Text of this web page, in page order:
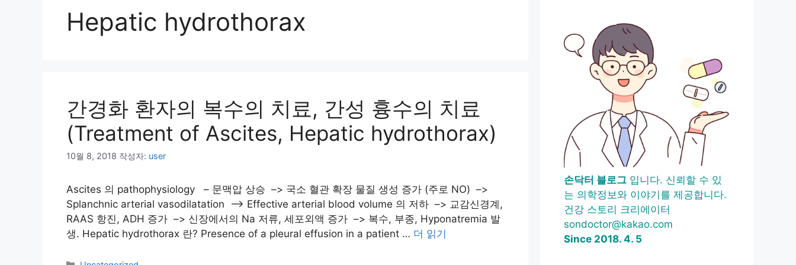
Hepatic hydrothorax
간경화 환자의 복수의 치료, 간성 흉수의 치료
(Treatment of Ascites, Hepatic hydrothorax)
10월 8, 2018 작성자: user
Ascites 의 pathophysiology – 문맥압 상승 –> 국소 혈관 확장 물질 생성 증가 (주로 NO) –>
Splanchnic arterial vasodilatation –> Effective arterial blood volume 의 저하 –> 교감신경계,
RAAS 항진, ADH 증가 –> 신장에서의 Na 저류, 세포외액 증가 –> 복수, 부종, Hyponatremia 발
생. Hepatic hydrothorax 란? Presence of a pleural effusion in a patient … 더 읽기
손닥터 블로그 입니다. 신뢰할 수 있
는 의학정보와 이야기를 제공합니다.
건강 스토리 크리에이터
sondoctor@kakao.com
Since 2018. 4. 5